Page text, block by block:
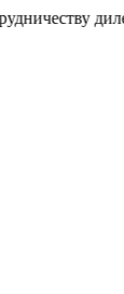
дилеров.